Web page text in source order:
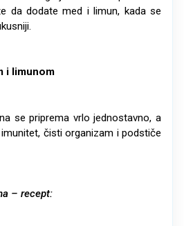
da dodate med i limun, kada se
i limunom
se priprema vrlo jednostavno, a
čisti organizam i podstiče
– recept: